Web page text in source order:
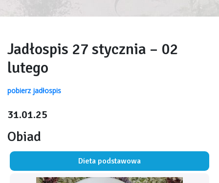
Jadłospis 27 stycznia – 02
lutego
pobierz jadłospis
31.01.25
Obiad
Dieta podstawowa